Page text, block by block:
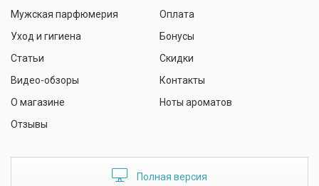
Мужская парфюмерия
Уход и гигиена
Статьи
Видео-обзоры
О магазине
Отзывы
Оплата
Бонусы
Скидки
Контакты
Ноты ароматов
Полная версия